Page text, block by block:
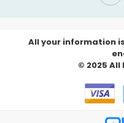
All your information
© 2025 All